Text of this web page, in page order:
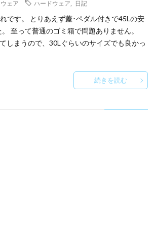
ェア ハードウェア 日記
です。 とりあえず蓋･ペダル付きで45Lの安
至って普通のゴミ箱で問題ありません。
しまうので、30Lぐらいのサイズでも良かっ
続きを読む